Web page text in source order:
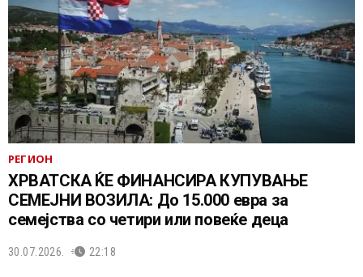
РЕГИОН
ХРВАТСКА ЌЕ ФИНАНСИРА КУПУВАЊЕ
СЕМЕЈНИ ВОЗИЛА: До 15.000 евра за
семејства со четири или повеќе деца
30.07.2026. 22:18